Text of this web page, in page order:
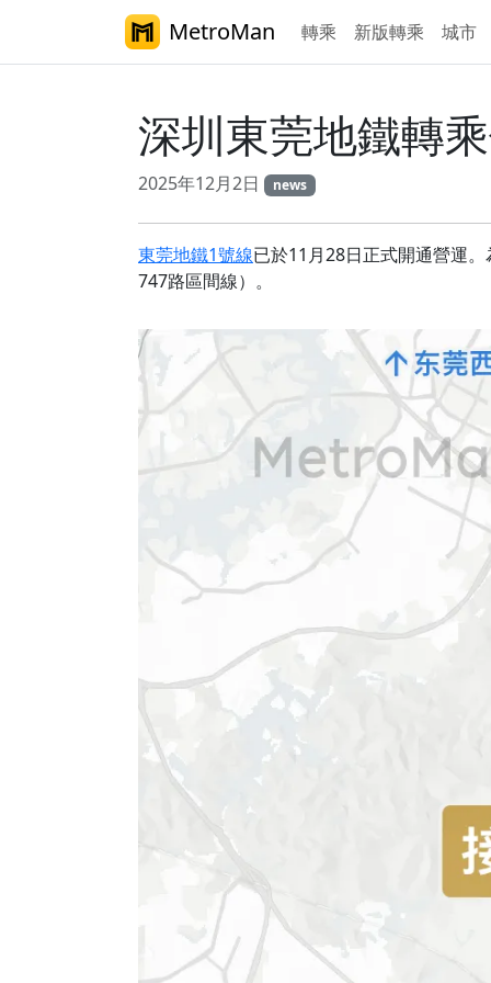
MetroMan 轉乘 新版轉乘 城市
深圳東莞地鐵轉
2025年12月2日 news
東莞地鐵1號線已於11月28日正式開通營運
747路區間線）。